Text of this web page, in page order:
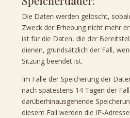
Die Daten werden gelöscht,
Zweck der Erhebung nicht mehr
ist für die Daten, die der
dienen, grundsätzlich der Fall,
Sitzung beendet ist.
Im Falle der Speicherung der
nach spätestens 14 Tagen der
darüberhinausgehende
diesem Fall werden die IP-